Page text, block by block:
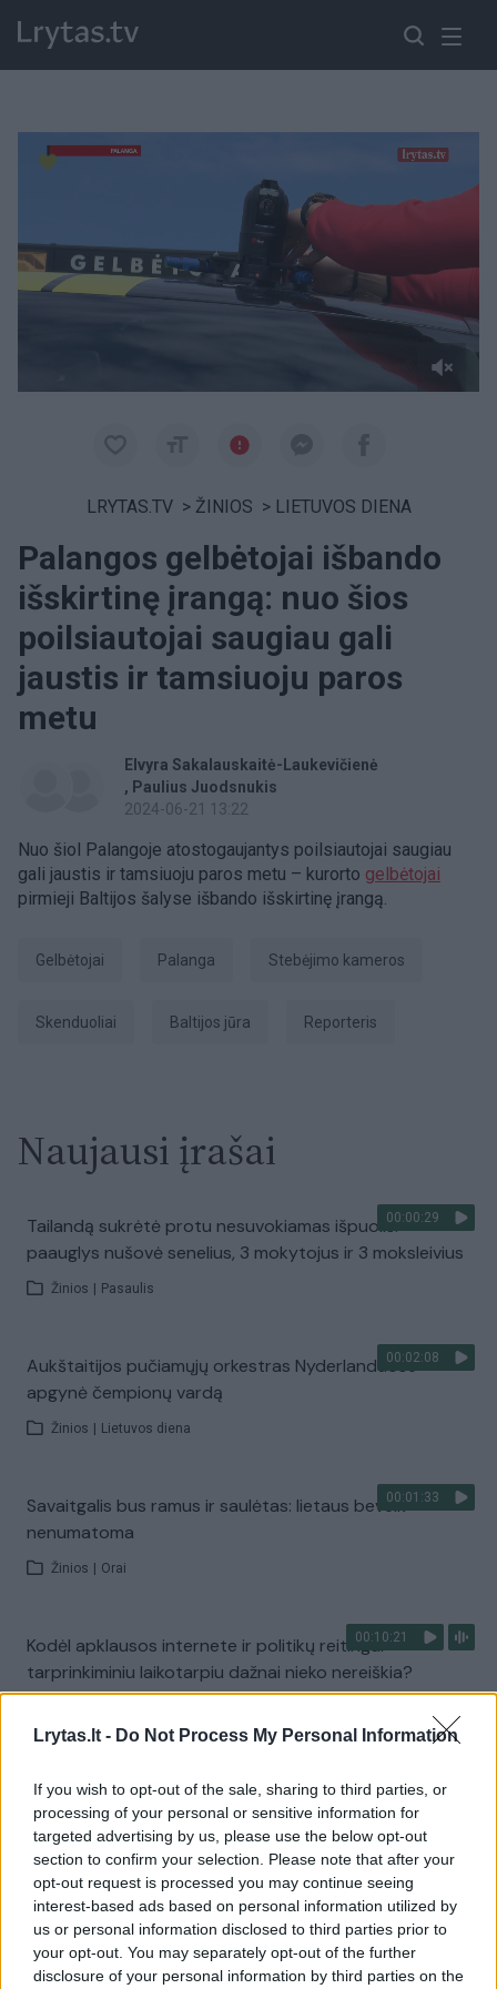
Lrytas.lt - Do Not Process My Personal Information
If you wish to opt-out of the sale, sharing to third parties, or
processing of your personal or sensitive information for
targeted advertising by us, please use the below opt-out
section to confirm your selection. Please note that after your
opt-out request is processed you may continue seeing
interest-based ads based on personal information utilized by
us or personal information disclosed to third parties prior to
your opt-out. You may separately opt-out of the further
disclosure of your personal information by third parties on the
LRYTAS.TV > ŽINIOS > LIETUVOS DIENA
Palangos gelbėtojai išbando
išskirtinę įrangą: nuo šios
poilsiautojai saugiau gali
jaustis ir tamsiuoju paros
metu
Elvyra Sakalauskaitė-Laukevičienė
Paulius Juodsnukis
2024-06-21 13:22
Nuo šiol Palangoje atostogaujantys poilsiautojai saugiau
gali jaustis ir tamsiuoju paros metu – kurorto gelbėtojai
pirmieji Baltijos šalyse išbando išskirtinę įrangą.
Gelbėtojai Palanga stebėjimo kameros
skenduoliai Baltijos jūra Reporteris
Naujausi įrašai
00:00:29
Tailandą sukrėtė protu nesuvokiamas išpuolis:
paauglys nušovė senelius, 3 mokytojus ir 3 moksleivius
Žinios Pasaulis
00:02:08
Aukštaitijos pučiamųjų orkestras Nyderlanduose
apgynė čempionų vardą
Žinios Lietuvos diena
00:01:33
Savaitgalis bus ramus ir saulėtas: lietaus beveik
nenumatoma
Žinios Orai
00:10:21
Kodėl apklausos internete ir politikų reitingai
tarprinkiminiu laikotarpiu dažnai nieko nereiškia?
Visi įrašai
Žiūrimiausi įrašai
00:00:30
Vaizdai iš tragiškos avarijos Vilniaus r.: dviejų moterų ir